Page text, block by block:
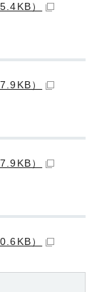
）
）
）
）